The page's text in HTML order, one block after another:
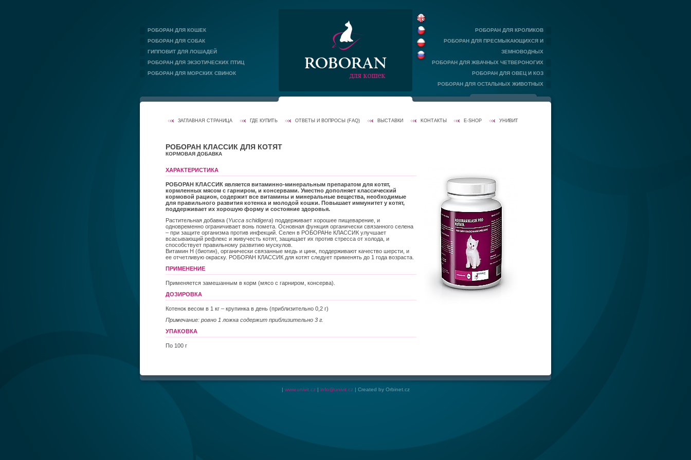
РОБОРАН ДЛЯ КОШЕК
РОБОРАН ДЛЯ СОБАК
ГИППОВИТ ДЛЯ ЛОШАДЕЙ
РОБОРАН ДЛЯ ЭКЗОТИЧЕСКИХ ПТИЦ
РОБОРАН ДЛЯ МОРСКИХ СВИНОК
РОБОРАН ДЛЯ КРОЛИКОВ
РОБОРАН ДЛЯ ПРЕСМЫКАЮЩИХСЯ И
ЗЕМНОВОДНЫХ
РОБОРАН ДЛЯ ЖВАЧНЫХ ЧЕТВЕРОНОГИХ
РОБОРАН ДЛЯ ОВЕЦ И КОЗ
РОБОРАН ДЛЯ ОСТАЛЬНЫХ ЖИВОТНЫХ
ЗАГЛАВНАЯ СТРАНИЦА ГДЕ КУПИТЬ ОТВЕТЫ И ВОПРОСЫ (FAQ) ВЫСТАВКИ KОНТАКТЫ E-SHOP УНИВИТ
РОБОРАН КЛАССИК ДЛЯ КОТЯТ
КОРМОВАЯ ДОБАВКА
XАРАКТЕРИСТИКА
РОБОРАН КЛАССИК является витаминно-минеральным препаратом для котят,
кормленных мясом с гарниром, и консервами. Уместно дополняет классический
кормовой рацион, содержит все витамины и минеральные вещества, необходимые
для правильного развития котенка и молодой кошки. Повышает иммунитет у котят,
поддерживает их хорошую форму и состояние здоровья.
Растительная добавка (Yucca schidigera) поддерживает хорошее пищеварение, и
одновременно ограничивает вонь помета. Основная функция органически связанного селена
– при защите организма против инфекций. Селен в РОБОРАНе КЛАССИК улучшает
всасывающий рефлекс и живучесть котят, защищает их против стресса от холода, и
способствует правильному развитию мускулов.
Витамин Н (биотин), органически связанные медь и цинк, поддерживают качество шерсти, и
ее отчетливую окраску. РОБОРАН КЛАССИК для котят следует применять до 1 года возраста.
ПРИМЕНЕНИЕ
Применяется замешанным в корм (мясо с гарниром, консерва).
ДОЗИРОВКА
Котенок весом в 1 кг – крупинка в день (приблизительно 0,2 г)
Примечание: ровно 1 ложка содержит приблизительно 3 г.
УПАКОВКА
По 100 г
| www.univit.cz| info@univit.cz| Created by Orbinet.cz